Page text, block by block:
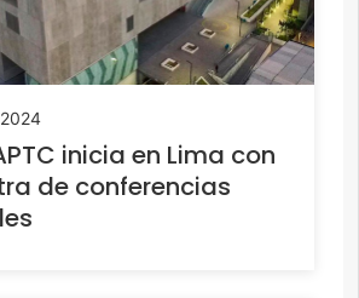
inicia en Lima con
de conferencias